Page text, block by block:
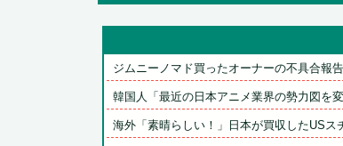
ジムニーノマド買ったオーナーの不具合報
韓国人「最近の日本アニメ業界の勢力図を
海外「素晴らしい！」日本が買収したUSス